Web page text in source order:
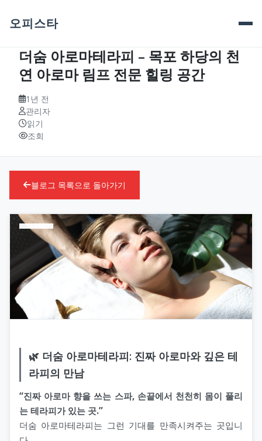
오피스타
더숨 아로마테라피 – 목포 하당의 천
연 아로마 림프 전문 힐링 공간
1년 전
관리자
읽기
조회
블로그 목록으로 돌아가기
🌿 더숨 아로마테라피: 진짜 아로마와 깊은 테
라피의 만남
“진짜 아로마 향을 쓰는 스파, 손끝에서 천천히 몸이 풀리
는 테라피가 있는 곳.”
더숨 아로마테라피는 그런 기대를 만족시켜주는 곳입니